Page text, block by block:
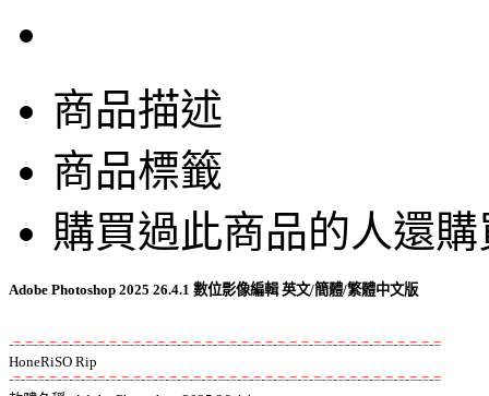
商品描述
商品標籤
購買過此商品的人還
Adobe Photoshop 2025 26.4.1 數位影像編輯 英文/簡體/繁體中文版
-=-=-=-=-=-=-=-=-=-=-=-=-=-=-=-=-=-=-=-=-=-=-=-=-=-=-=-=-=-=-=-=-=-=-=-=
-=-=-=-=-=-=-=-=-=-=-=-=-=-=-=-=-=-=-=-=-=-=-=-=-=-=-=-=-=-=-=-=-=-=-=-=